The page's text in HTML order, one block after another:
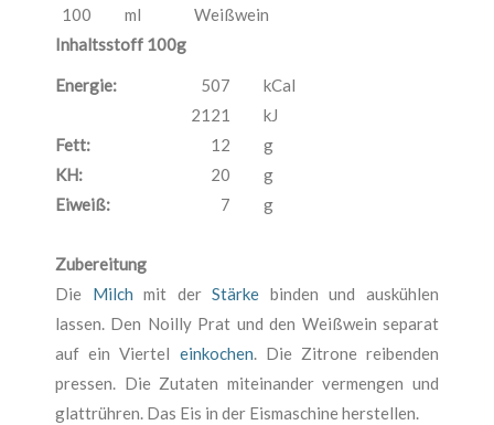
100
ml
Weißwein
Inhaltsstoff 100g
Energie: 507
kCal
2121
kJ
Fett:
12
g
KH:
20
g
Eiweiß:
7 g
Zubereitung
Die Milch mit derStärke binden und auskühlen
lassen. Den Noilly Prat und den Weißwein separat
auf ein Viertel einkochen. Die Zitrone reibenden
pressen. Die Zutaten miteinander vermengen und
glattrühren. Das Eis in der Eismaschine herstellen.